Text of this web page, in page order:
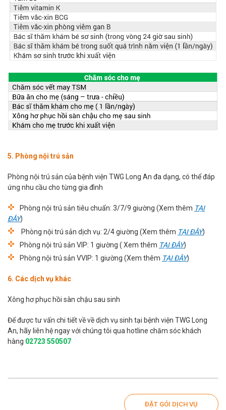
5. Phòng nội trú sản
Phòng nội trú sản của bệnh viện TWG Long An đa dạng, có thể đáp
ứng nhu cầu cho từng gia đình
Phòng nội trú sản tiêu chuẩn: 3/7/9 giường (Xem thêm TẠI
ĐÂY)
Phòng nội trú sản dịch vụ: 2/4 giường (Xem thêm TẠI ĐÂY)
Phòng nội trú sản VIP: 1 giường ( Xem thêm TẠI ĐÂY)
Phòng nội trú sản VVIP: 1 giường (Xem thêm TẠI ĐÂY)
6. Các dịch vụ khác
Xông hơ phục hồi sàn chậu sau sinh
Để được tư vấn chi tiết về về dịch vụ sinh tại bệnh viện TWG Long
An, hãy liên hệ ngay với chúng tôi qua hotline chăm sóc khách
hàng 02723 550507
ĐẶT GÓI DỊCH VỤ